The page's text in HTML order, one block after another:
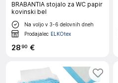
BRABANTIA stojalo za WC papir
kovinski bel
Na voljo v 3-6 delovnih dneh
Prodajalec ELKOtex
2890 €